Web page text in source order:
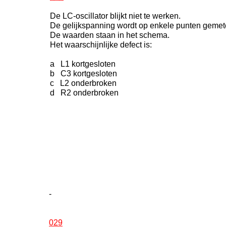
De LC-oscillator blijkt niet te werken.
De gelijkspanning wordt op enkele punten
De waarden staan in het schema.
Het waarschijnlijke defect is:
a L1 kortgesloten
b C3 kortgesloten
c L2 onderbroken
d R2 onderbroken
-
029